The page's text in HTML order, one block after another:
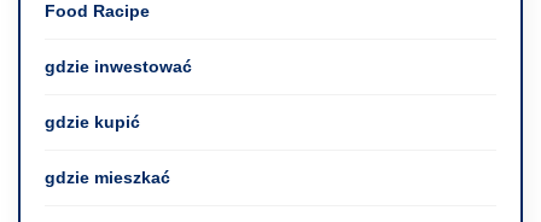
Food Racipe
gdzie inwestować
gdzie kupić
gdzie mieszkać